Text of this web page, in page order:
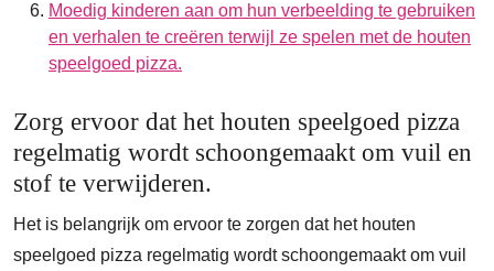
Moedig kinderen aan om hun verbeelding te gebruiken
en verhalen te creëren terwijl ze spelen met de houten
speelgoed pizza.
Zorg ervoor dat het houten speelgoed pizza
regelmatig wordt schoongemaakt om vuil en
stof te verwijderen.
Het is belangrijk om ervoor te zorgen dat het houten
speelgoed pizza regelmatig wordt schoongemaakt om vuil